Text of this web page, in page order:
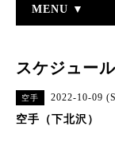
MENU ▼
スケジュール
空手 2022-10-09
空手（下北沢）